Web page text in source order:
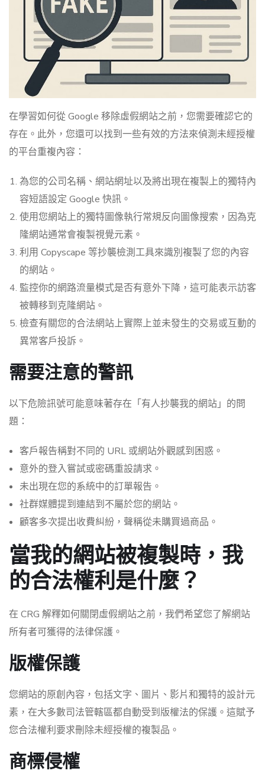
在學習如何從 Google 移除虛假網站之前，您需要確認它的
存在。此外，您還可以找到一些有效的方法來偵測未經授權
的平台重複內容：
為您的公司名稱、網站網址以及將出現在複製上的獨特內
容短語設定 Google 快訊。
使用您網站上的獨特圖像執行常規反向圖像搜索，因為克
隆網站通常會複製視覺元素。
利用 Copyscape 等抄襲檢測工具來識別複製了您的內容
的網站。
監控你的網路流量模式是否有意外下降，這可能表示訪客
被轉移到克隆網站。
檢查有關您的合法網站上實際上並未發生的交易或互動的
異常客戶投訴。
需要注意的警訊
以下危險訊號可能意味著存在「有人抄襲我的網站」的問
題：
客戶報告稱對不同的 URL 或網站外觀感到困惑。
意外的登入嘗試或密碼重設請求。
未出現在您的系統中的訂單報告。
社群媒體提到連結到不屬於您的網站。
顧客多次提出收費糾紛，聲稱從未購買過商品。
當我的網站被複製時，我
的合法權利是什麼？
在 CRG 解釋如何關閉虛假網站之前，我們希望您了解網站
所有者可獲得的法律保護。
版權保護
您網站的原創內容，包括文字、圖片、影片和獨特的設計元
素，在大多數司法管轄區都自動受到版權法的保護。這賦予
您合法權利要求刪除未經授權的複製品。
商標侵權